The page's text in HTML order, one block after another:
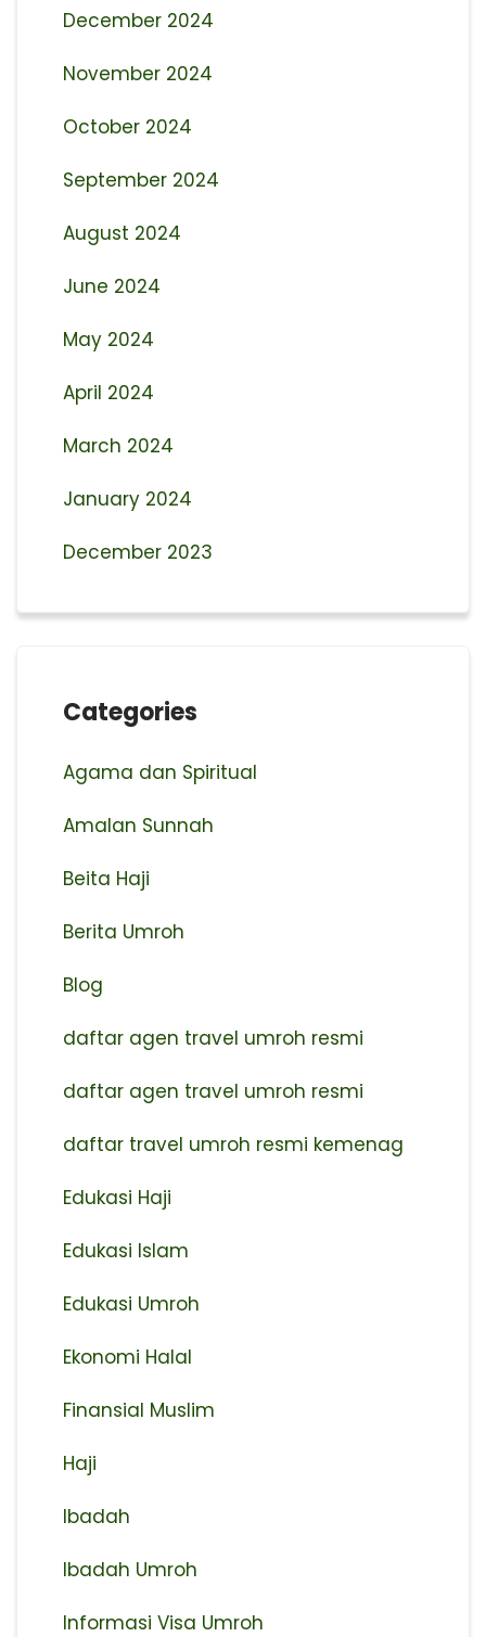
December 2024
November 2024
October 2024
September 2024
August 2024
June 2024
May 2024
April 2024
March 2024
January 2024
December 2023
Categories
Agama dan Spiritual
Amalan Sunnah
Beita Haji
Berita Umroh
Blog
daftar agen travel umroh resmi
⁠daftar agen travel umroh resmi
daftar travel umroh resmi kemenag
Edukasi Haji
Edukasi Islam
Edukasi Umroh
Ekonomi Halal
Finansial Muslim
Haji
Ibadah
Ibadah Umroh
Informasi Visa Umroh